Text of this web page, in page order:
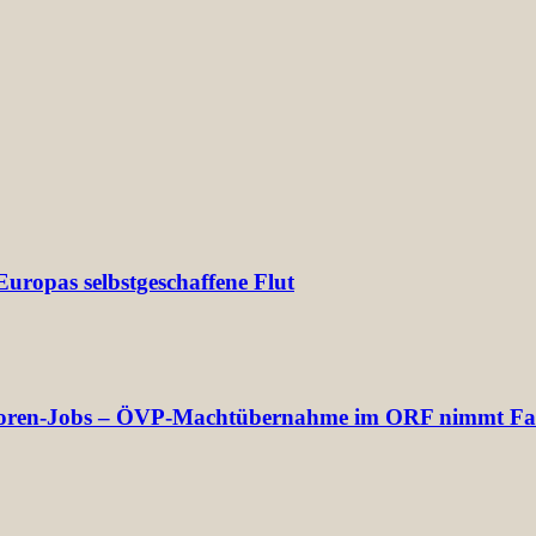
selbstgeschaffene Flut
Jobs – ÖVP-Machtübernahme im ORF nimmt